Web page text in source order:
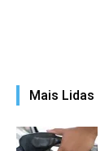
Mais Lidas